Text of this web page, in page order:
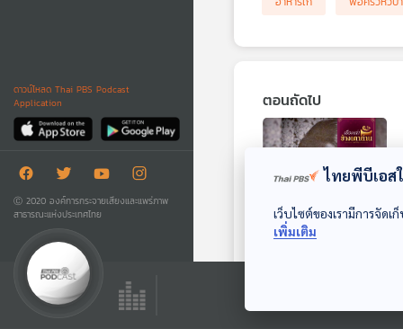
ดาวน์โหลด Thai PBS Podcast
Application
Ⓒ 2020 องค์การกระจายเสียงและแพร่ภาพ
สาธารณะแห่งประเทศไทย
ตอนถัดไป
เรื่องเล่าข้างเตาถ่าน
ไทยพีบีเอส
เว็บไซต์ของเรามีการจัด
เพิ่มเติม